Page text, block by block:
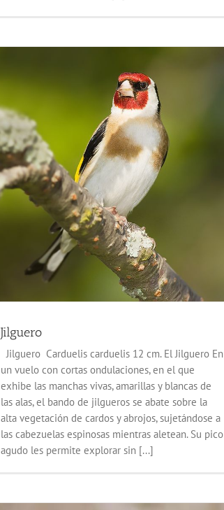
Jilguero
Jilguero Carduelis carduelis 12 cm. El Jilguero En
un vuelo con cortas ondulaciones, en el que
exhibe las manchas vivas, amarillas y blancas de
las alas, el bando de jilgueros se abate sobre la
alta vegetación de cardos y abrojos, sujetándose a
las cabezuelas espinosas mientras aletean. Su pico
agudo les permite explorar sin [...]